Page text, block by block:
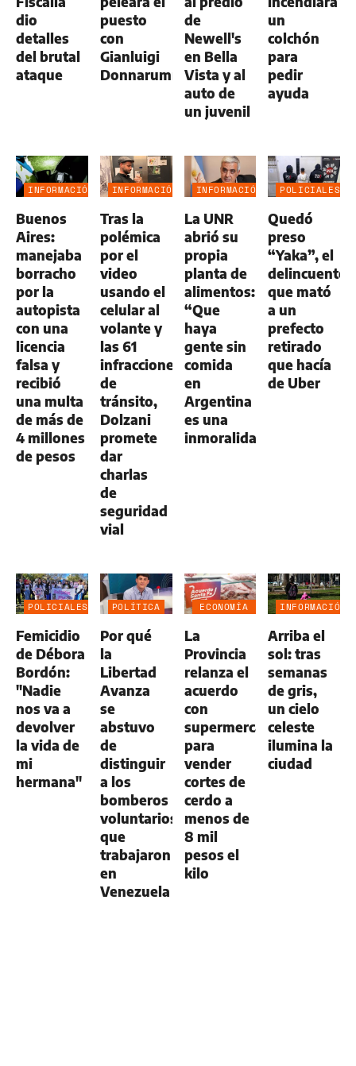
dio
detalles
del brutal
ataque
puesto
con
Gianluigi
Donnarumma
de
Newell's
en Bella
Vista y al
auto de
un juvenil
un
colchón
para
pedir
ayuda
INFORMACIÓN
Buenos
Aires:
manejaba
borracho
por la
autopista
con una
licencia
falsa y
recibió
una multa
de más de
4 millones
de pesos
INFORMACIÓN
Tras la
polémica
por el
video
usando el
celular al
volante y
las 61
infracciones
de
tránsito,
Dolzani
promete
dar
charlas
de
seguridad
vial
INFORMACIÓN
La UNR
abrió su
propia
planta de
alimentos:
“Que
haya
gente sin
comida
en
Argentina
es una
inmoralidad”
POLICIALES
Quedó
preso
“Yaka”, el
delincuente
que mató
a un
prefecto
retirado
que hacía
de Uber
POLICIALES
Femicidio
de Débora
Bordón:
"Nadie
nos va a
devolver
la vida de
mi
hermana"
POLÍTICA
Por qué
la
Libertad
Avanza
se
abstuvo
de
distinguir
a los
bomberos
voluntarios
que
trabajaron
en
Venezuela
ECONOMÍA
La
Provincia
relanza el
acuerdo
con
supermercados
para
vender
cortes de
cerdo a
menos de
8 mil
pesos el
kilo
INFORMACIÓN
Arriba el
sol: tras
semanas
de gris,
un cielo
celeste
ilumina la
ciudad